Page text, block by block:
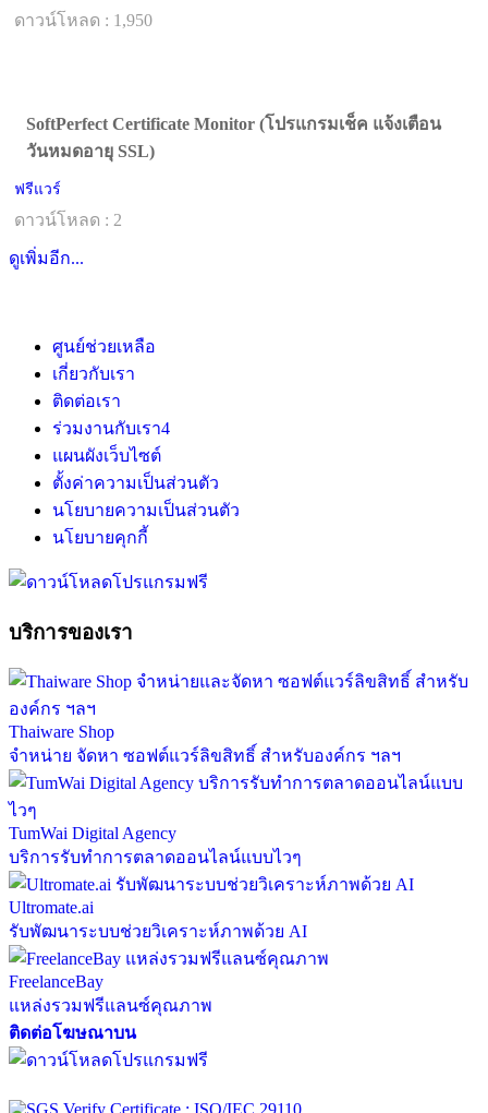
ดาวน์โหลด : 1,950
SoftPerfect Certificate Monitor (โปรแกรมเช็ค แจ้งเตือน
วันหมดอายุ SSL)
ฟรีแวร์
ดาวน์โหลด : 2
ดูเพิ่มอีก...
ศูนย์ช่วยเหลือ
เกี่ยวกับเรา
ติดต่อเรา
ร่วมงานกับเรา4
แผนผังเว็บไซต์
ตั้งค่าความเป็นส่วนตัว
นโยบายความเป็นส่วนตัว
นโยบายคุกกี้
บริการของเรา
Thaiware Shop
จำหน่าย จัดหา ซอฟต์แวร์ลิขสิทธิ์ สำหรับองค์กร ฯลฯ
TumWai Digital Agency
บริการรับทำการตลาดออนไลน์แบบไวๆ
Ultromate.ai
รับพัฒนาระบบช่วยวิเคราะห์ภาพด้วย AI
FreelanceBay
แหล่งรวมฟรีแลนซ์คุณภาพ
ติดต่อโฆษณาบน